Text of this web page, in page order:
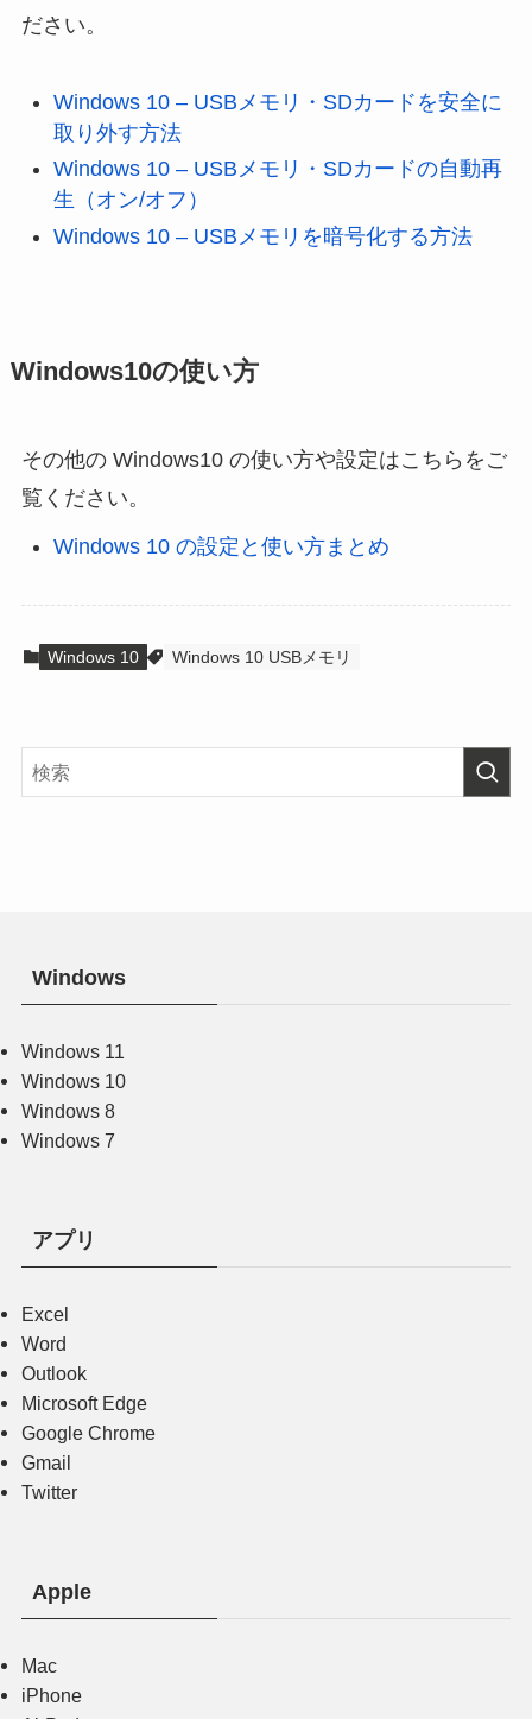
ださい。
Windows 10 – USBメモリ・SDカードを安全に
取り外す方法
Windows 10 – USBメモリ・SDカードの自動再
生（オン/オフ）
Windows 10 – USBメモリを暗号化する方法
Windows10の使い方
その他の Windows10 の使い方や設定はこちらをご
覧ください。
Windows 10 の設定と使い方まとめ
Windows 10 Windows 10 USBメモリ
Windows
Windows 11
Windows 10
Windows 8
Windows 7
アプリ
Excel
Word
Outlook
Microsoft Edge
Google Chrome
Gmail
Twitter
Apple
Mac
iPhone